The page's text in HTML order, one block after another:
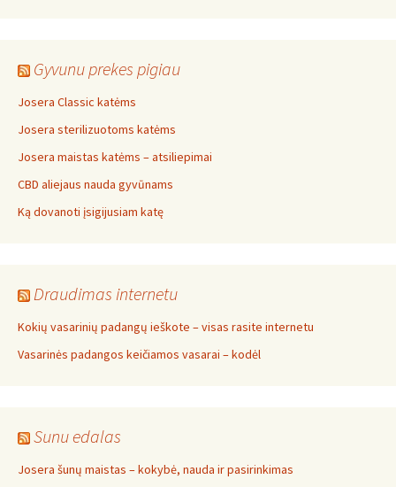
Gyvunu prekes pigiau
Josera Classic katėms
Josera sterilizuotoms katėms
Josera maistas katėms – atsiliepimai
CBD aliejaus nauda gyvūnams
Ką dovanoti įsigijusiam katę
Draudimas internetu
Kokių vasarinių padangų ieškote – visas rasite internetu
Vasarinės padangos keičiamos vasarai – kodėl
Sunu edalas
Josera šunų maistas – kokybė, nauda ir pasirinkimas